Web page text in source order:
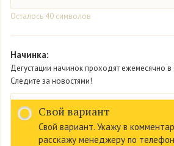
Осталось 40 символов
Начинка:
Дегустации начинок проходят ежемесячно
Следите за новостями!
Свой вариант
Свой вариант. Укажу в
расскажу менеджеру по